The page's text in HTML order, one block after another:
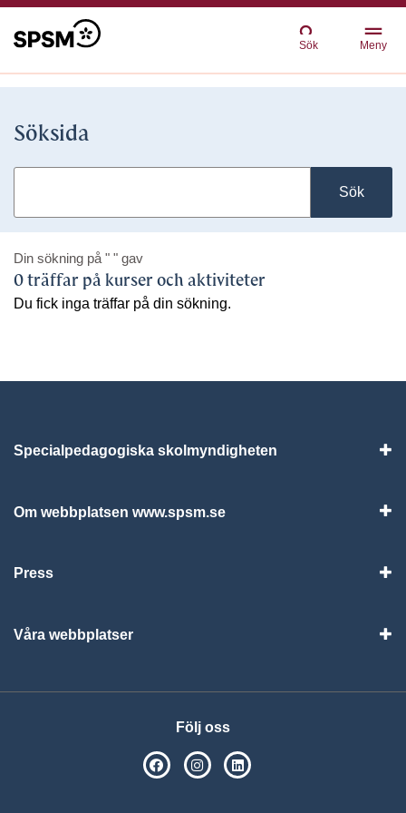
Sök Meny
Söksida
Sök
Din sökning på " " gav
0 träffar på kurser och aktiviteter
Du fick inga träffar på din sökning.
Specialpedagogiska skolmyndigheten
Om webbplatsen www.spsm.se
Press
Våra webbplatser
Följ oss
SPSM på Facebook
SPSM på Instagram